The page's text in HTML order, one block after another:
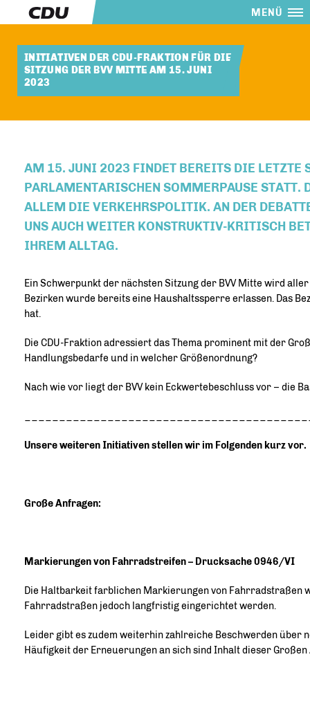
MENÜ
INITIATIVEN DER CDU-FRAKTION FÜR DIE
SITZUNG DER BVV MITTE AM 15. JUNI
2023
AM 15. JUNI 2023 FINDET BEREITS DIE LETZTE
PARLAMENTARISCHEN SOMMERPAUSE
ALLEM DIE VERKEHRSPOLITIK. AN DER
UNS AUCH WEITER KONSTRUKTIV-KRITISCH
IHREM ALLTAG.
Ein Schwerpunkt der nächsten Sitzung der BVV Mitte wird
Bezirken wurde bereits eine Haushaltssperre erlassen. Das
hat.
Die CDU-Fraktion adressiert das Thema prominent mit der
Handlungsbedarfe und in welcher Größenordnung?
Nach wie vor liegt der BVV kein Eckwertebeschluss vor – die
Unsere weiteren Initiativen stellen wir im Folgenden kurz vor.
Große Anfragen:
Markierungen von Fahrradstreifen – Drucksache 0946/VI
Die Haltbarkeit farblichen Markierungen von Fahrradstraßen
Fahrradstraßen jedoch langfristig eingerichtet werden.
Leider gibt es zudem weiterhin zahlreiche Beschwerden über
Häufigkeit der Erneuerungen an sich sind Inhalt dieser Großen